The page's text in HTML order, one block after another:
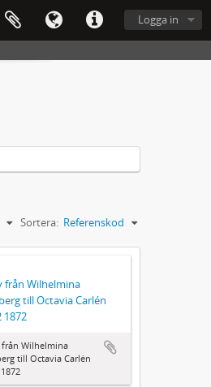
Logga in
Sortera: Referenskod
från Wilhelmina
till Octavia Carlén
1872
från Wilhelmina
till Octavia Carlén